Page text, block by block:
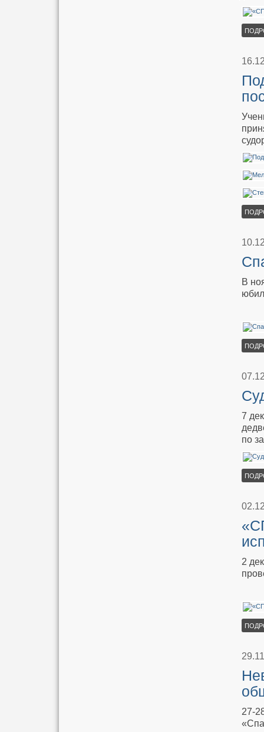
В
7
по
2
27-